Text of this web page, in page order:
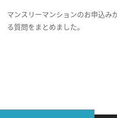
マンスリーマンションのお申込み
る質問をまとめました。